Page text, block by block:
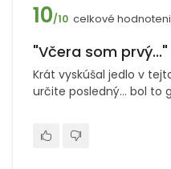
10/10 celkové
"Včera som prvý..."
Krát vyskúšal jedlo v
určite posledný… bol to